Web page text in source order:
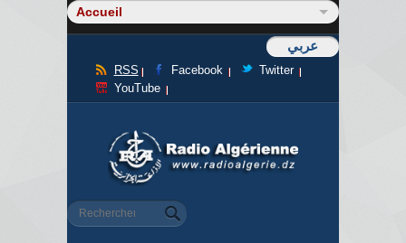
عربي
RSS Facebook
Twitter
YouTube
Formulaire de recherche
Rechercher